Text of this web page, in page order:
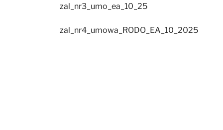
zal_nr3_umo_ea_10_25
zal_nr4_umowa_RODO_EA_10_2025